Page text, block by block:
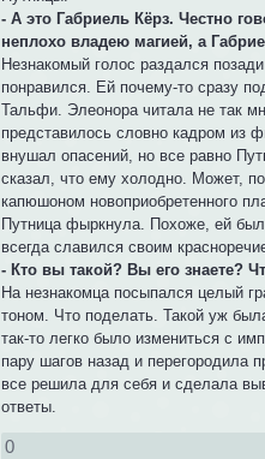
- А это Габриель Кёрз. Честно
неплохо владею магией, а
Незнакомый голос раздался
понравился. Ей почему-то сразу
Тальфи. Элеонора читала не так
представилось словно кадром из
внушал опасений, но все равно
сказал, что ему холодно. Может,
капюшоном новоприобретенного
Путница фыркнула. Похоже, ей
всегда славился своим
- Кто вы такой? Вы его знаете?
На незнакомца посыпался целый
тоном. Что поделать. Такой уж
так-то легко было измениться с
пару шагов назад и перегородила
все решила для себя и сделала
ответы.
0